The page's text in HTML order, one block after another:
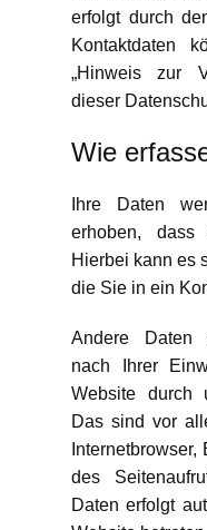
erfolgt durch
Kontaktdaten
„Hinweis zur
dieser
Wie
Ihre Daten
erhoben,
Hierbei kann es
die Sie in ein
Andere Daten
nach Ihrer
Website durch
Das sind vor
des
Daten erfolgt